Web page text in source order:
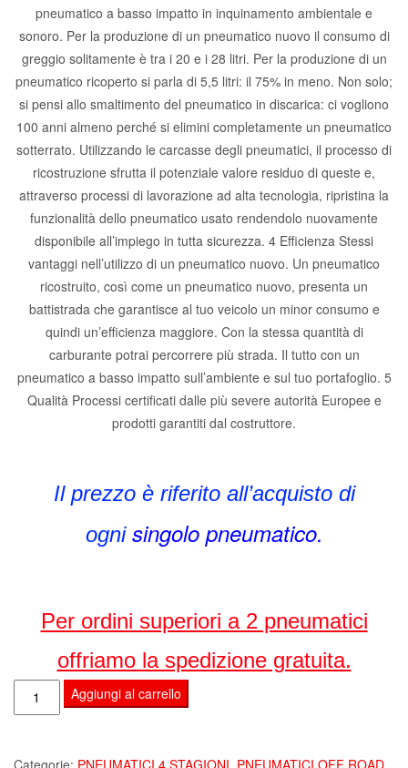
pneumatico a basso impatto in inquinamento ambientale e
sonoro. Per la produzione di un pneumatico nuovo il consumo di
greggio solitamente è tra i 20 e i 28 litri. Per la produzione di un
pneumatico ricoperto si parla di 5,5 litri: il 75% in meno. Non solo;
si pensi allo smaltimento del pneumatico in discarica: ci vogliono
100 anni almeno perché si elimini completamente un pneumatico
sotterrato. Utilizzando le carcasse degli pneumatici, il processo di
ricostruzione sfrutta il potenziale valore residuo di queste e,
attraverso processi di lavorazione ad alta tecnologia, ripristina la
funzionalità dello pneumatico usato rendendolo nuovamente
disponibile all’impiego in tutta sicurezza. 4 Efficienza Stessi
vantaggi nell’utilizzo di un pneumatico nuovo. Un pneumatico
ricostruito, così come un pneumatico nuovo, presenta un
battistrada che garantisce al tuo veicolo un minor consumo e
quindi un’efficienza maggiore. Con la stessa quantità di
carburante potrai percorrere più strada. Il tutto con un
pneumatico a basso impatto sull’ambiente e sul tuo portafoglio. 5
Qualità Processi certificati dalle più severe autorità Europee e
prodotti garantiti dal costruttore.
Il prezzo è riferito all’acquisto di
ognisingolo pneumatico.
Per ordini superiori a 2 pneumatici
offriamo la spedizione gratuita.
PNEUMATICI
GOMME
MUD-
Aggiungi al carrello
Categorie: PNEUMATICI 4 STAGIONI PNEUMATICI OFF ROAD